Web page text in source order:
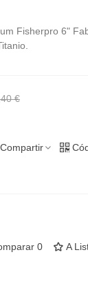
Fisherpro 6"
€
Compartir
0 A